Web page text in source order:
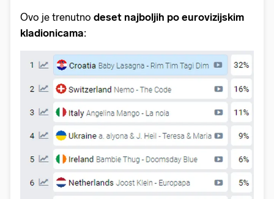
Ovo je trenutno deset najboljih po eurovizijskim
kladionicama: